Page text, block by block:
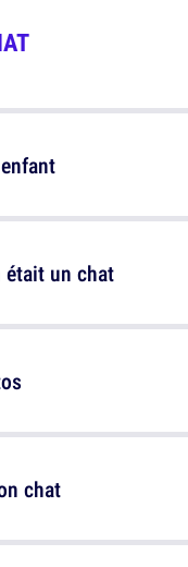
était un chat
chat